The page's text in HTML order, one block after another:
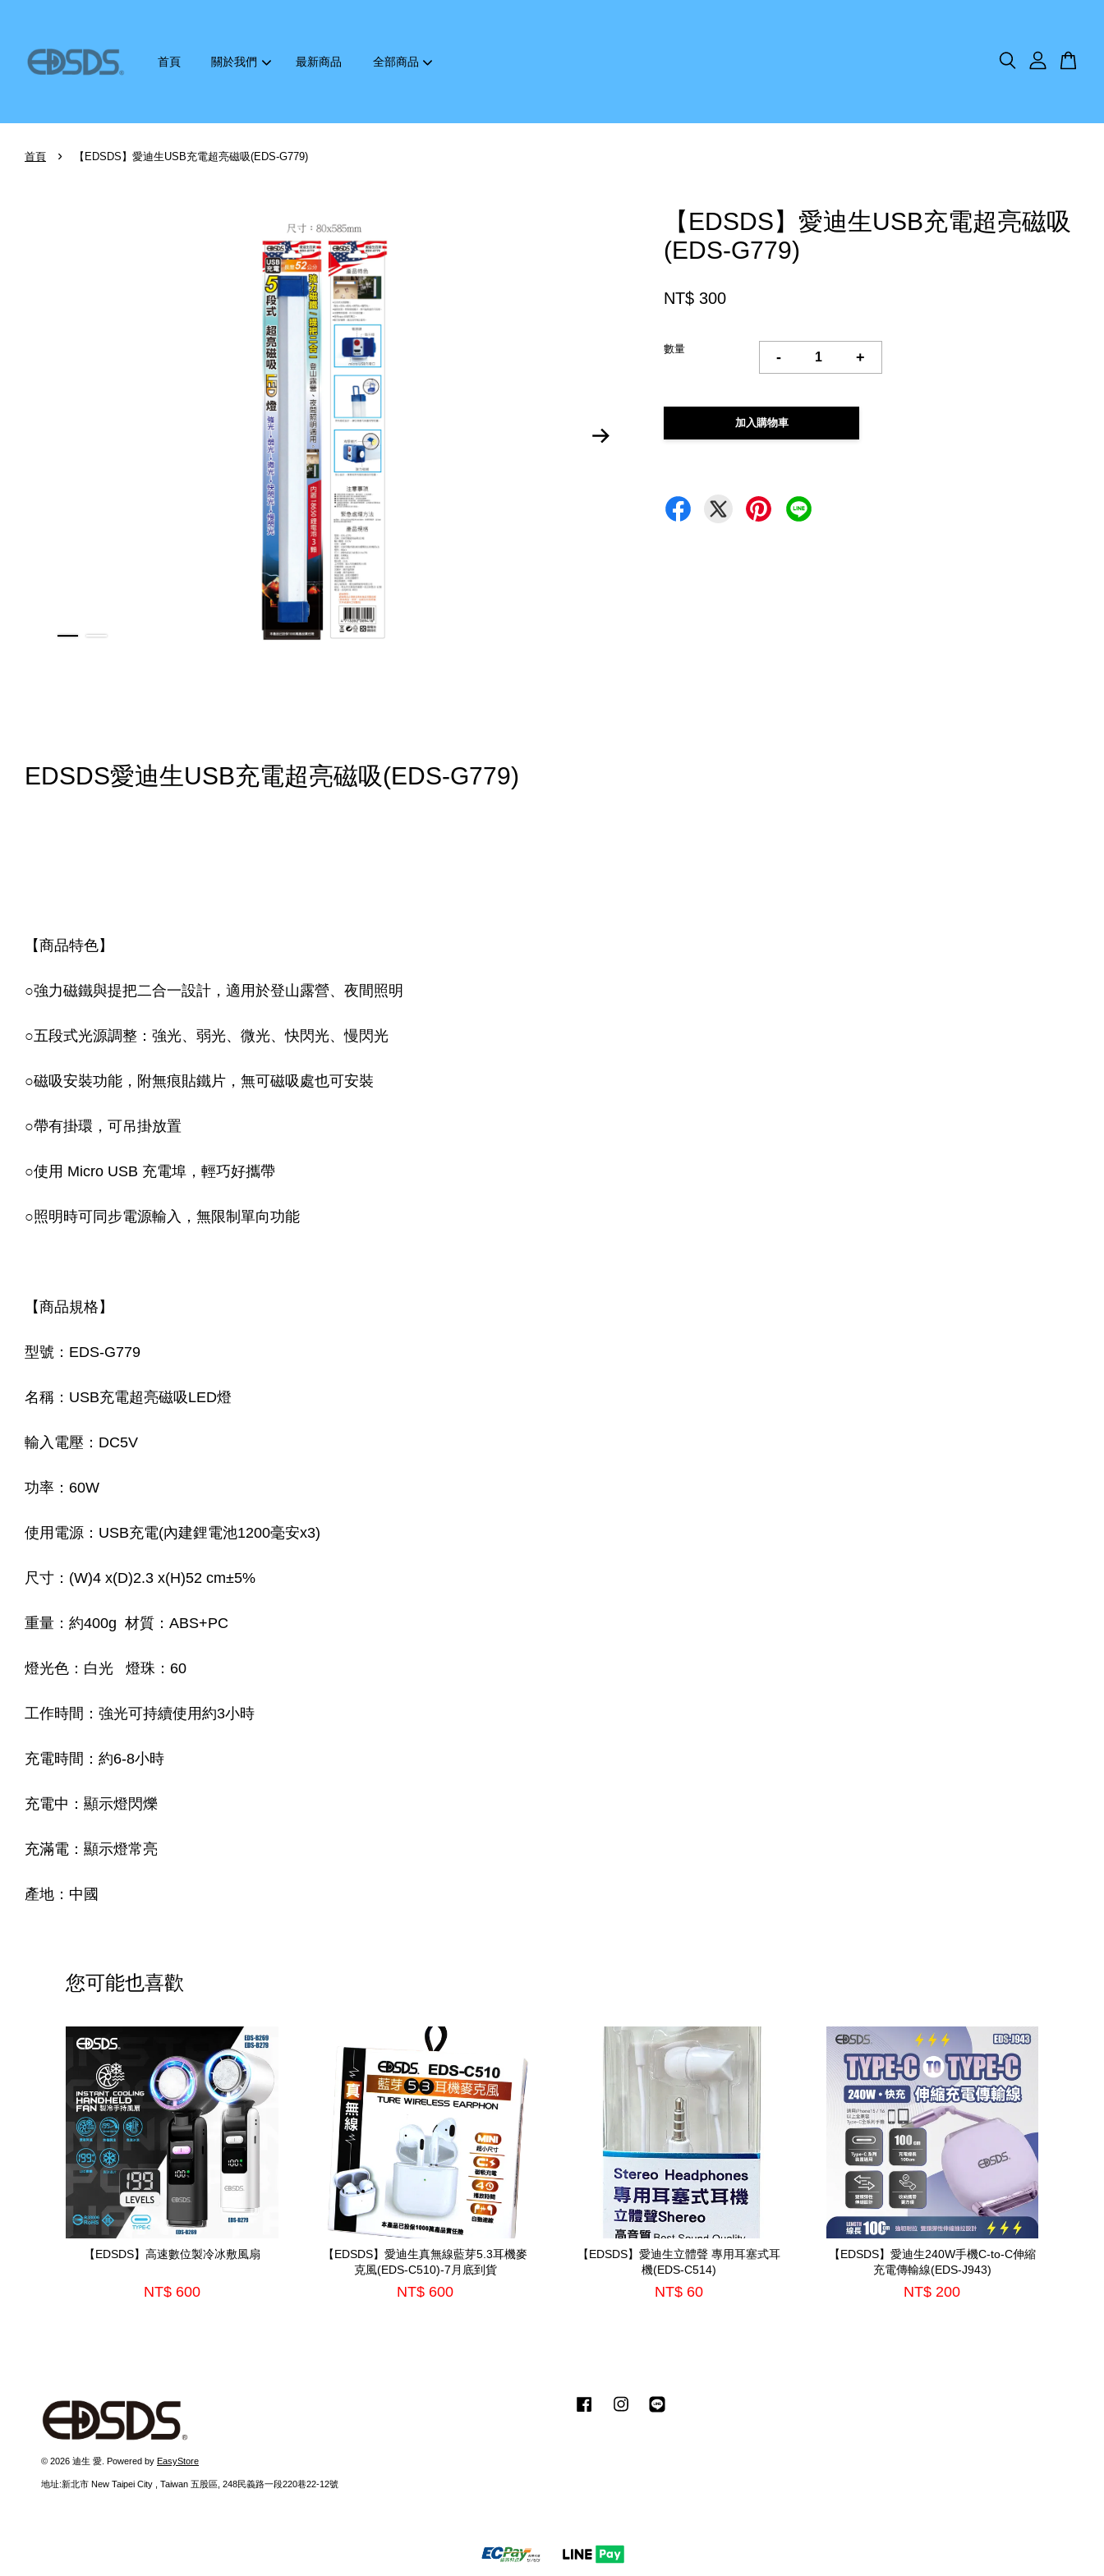
首頁 關於我們 最新商品 全部商品
首頁 › 【EDSDS】愛迪生USB充電超亮磁吸(EDS-G779)
【EDSDS】愛迪生USB充電超亮磁吸
(EDS-G779)
NT$ 300
數量
- +
加入購物車
EDSDS愛迪生USB充電超亮磁吸(EDS-G779)
【商品特色】
○強力磁鐵與提把二合一設計，適用於登山露營、夜間照明
○五段式光源調整：強光、弱光、微光、快閃光、慢閃光
○磁吸安裝功能，附無痕貼鐵片，無可磁吸處也可安裝
○帶有掛環，可吊掛放置
○使用 Micro USB 充電埠，輕巧好攜帶
○照明時可同步電源輸入，無限制單向功能
【商品規格】
型號：EDS-G779
名稱：USB充電超亮磁吸LED燈
輸入電壓：DC5V
功率：60W
使用電源：USB充電(內建鋰電池1200毫安x3)
尺寸：(W)4 x(D)2.3 x(H)52 cm±5%
重量：約400g 材質：ABS+PC
燈光色：白光 燈珠：60
工作時間：強光可持續使用約3小時
充電時間：約6-8小時
充電中：顯示燈閃爍
充滿電：顯示燈常亮
產地：中國
您可能也喜歡
【EDSDS】高速數位製冷冰敷風扇
NT$ 600
【EDSDS】愛迪生真無線藍芽5.3耳機麥
克風(EDS-C510)-7月底到貨
NT$ 600
【EDSDS】愛迪生立體聲 專用耳塞式耳
機(EDS-C514)
NT$ 60
【EDSDS】愛迪生240W手機C-to-C伸縮
充電傳輸線(EDS-J943)
NT$ 200
© 2026 迪生 愛. Powered by EasyStore
地址:新北市 New Taipei City , Taiwan 五股區, 248民義路一段220巷22-12號
Facebook Instagram